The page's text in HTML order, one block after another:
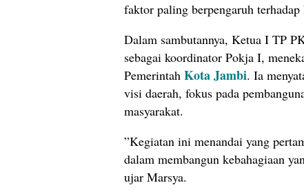
faktor paling berpengaruh terhadap
​Dalam sambutannya, Ketua I TP
sebagai koordinator Pokja I,
Pemerintah Kota Jambi. Ia
visi daerah, fokus pada
masyarakat.
​”Kegiatan ini menandai yang
dalam membangun kebahagiaan
ujar Marsya.